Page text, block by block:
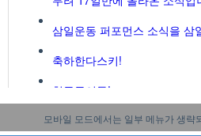
삼일운동 퍼포먼스 소식을 삼
축하한다스키!
청동동이들!
축하합니다!
모바일 모드에서는 일부 메뉴가 생